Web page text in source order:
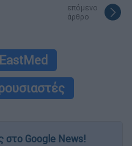
επόμενο
άρθρο
EastMed
στο Google News!